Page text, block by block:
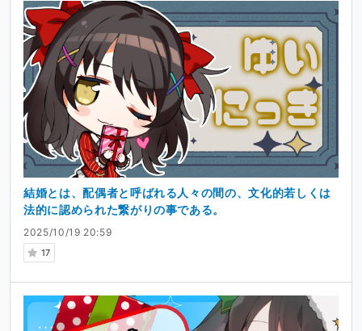
2025/10/19 20:59
17
結婚とは、配偶者と呼ばれる人々の間の、文化的若しくは
法的に認められた繋がりの事である。